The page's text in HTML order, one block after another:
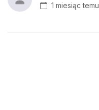
1 miesiąc temu